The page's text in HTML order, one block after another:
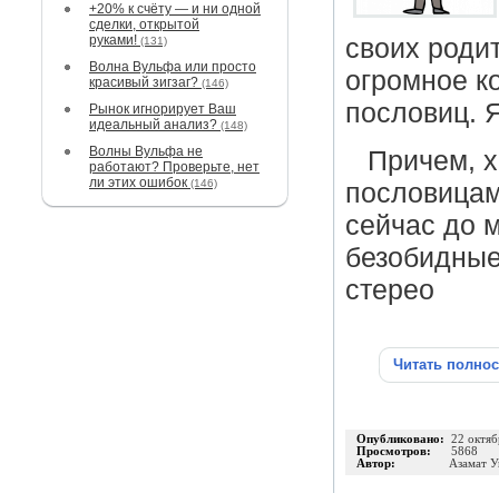
+20% к счёту — и ни одной
сделки, открытой
руками! (131)
Волна Вульфа или просто
красивый зигзаг? (146)
Рынок игнорирует Ваш
идеальный анализ? (148)
Волны Вульфа не
работают? Проверьте, нет
ли этих ошибок (146)
своих
огромное
пословиц.
Причем,
сейчас до
стерео
Читать
Опубликовано: 22
Просмотров: 5868
Автор: Азамат